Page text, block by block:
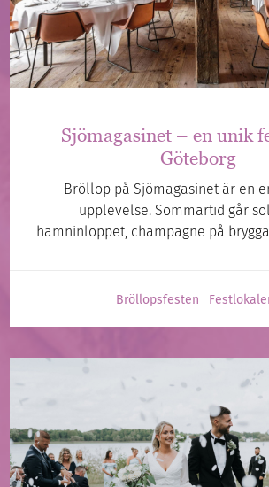
Sjömagasinet – en unik
Göteborg
Bröllop på Sjömagasinet är en
upplevelse. Sommartid går
hamninloppet, champagne på
Bröllopsfesten